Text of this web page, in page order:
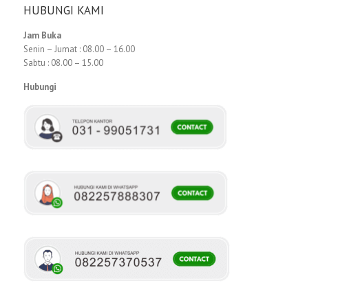
HUBUNGI KAMI
Jam Buka
Senin – Jumat : 08.00 – 16.00
Sabtu : 08.00 – 15.00
Hubungi